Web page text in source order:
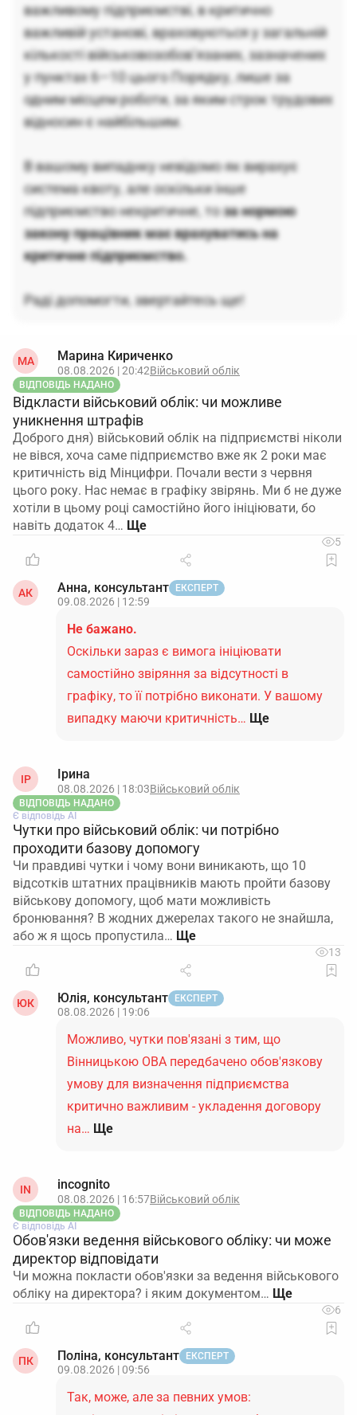
важливому підприємстві, в критично
важливій установі, враховуються у загальній
кількості військовозобов’язаних, зазначених
у пунктах 6—10 цього Порядку, лише за
одним місцем роботи, за яким строк трудових
відносин є найбільшим.
В вашому випаднку невідомо як вирахує
система квоту, але оскільки інше
підприємство некритичне, тоза нормою
закону працівник має врахуватись на
критичне підприємство.
Раді допомогти, звертайтесь ще!
МА Марина Кириченко
08.08.2026 | 20:42Військовий облік
ВІДПОВІДЬ НАДАНО
Відкласти військовий облік: чи можливе
уникнення штрафів
Доброго дня) військовий облік на підприємстві ніколи
не вівся, хоча саме підприємство вже як 2 роки має
критичність від Мінцифри. Почали вести з червня
цього року. Нас немає в графіку звірянь. Ми б не дуже
хотіли в цьому році самостійно його ініціювати, бо
навіть додаток 4…
5
АК Анна, консультант ЕКСПЕРТ
09.08.2026 | 12:59
Не бажано.
Оскільки зараз є вимога ініціювати
самостійно звіряння за відсутності в
графіку, то її потрібно виконати. У вашому
випадку маючи критичність… Ще
ІР Ірина
08.08.2026 | 18:03Військовий облік
ВІДПОВІДЬ НАДАНО
Є відповідь АІ
Чутки про військовий облік: чи потрібно
проходити базову допомогу
Чи правдиві чутки і чому вони виникають, що 10
відсотків штатних працівників мають пройти базову
військову допомогу, щоб мати можливість
бронювання? В жодних джерелах такого не знайшла,
або ж я щось пропустила…
13
ЮК Юлія, консультант ЕКСПЕРТ
08.08.2026 | 19:06
Можливо, чутки пов'язані з тим, що
Вінницькою ОВА передбачено обов'язкову
умову для визначення підприємства
критично важливим - укладення договору
на… Ще
IN incognito
08.08.2026 | 16:57Військовий облік
ВІДПОВІДЬ НАДАНО
Є відповідь АІ
Обов'язки ведення військового обліку: чи може
директор відповідати
Чи можна покласти обов'язки за ведення військового
обліку на директора? і яким документом…
6
ПК Поліна, консультант ЕКСПЕРТ
09.08.2026 | 09:56
Так, може, але за певних умов: